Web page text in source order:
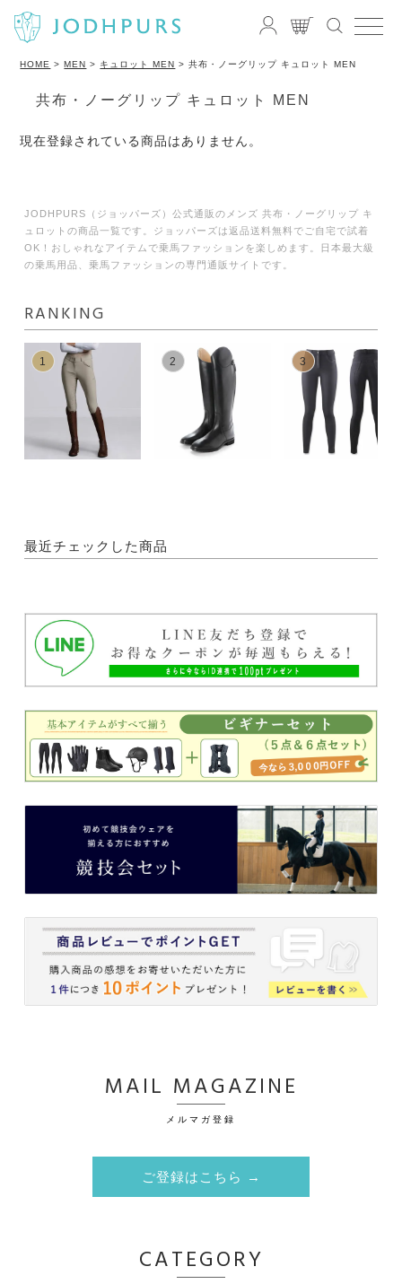
HOME MEN キュロット MEN 共布・ノーグリップ キュロット MEN
共布・ノーグリップ キュロット MEN
現在登録されている商品はありません。
JODHPURS（ジョッパーズ）公式通販のメンズ 共布・ノーグリップ キ
ュロットの商品一覧です。ジョッパーズは返品送料無料でご自宅で試着
OK！おしゃれなアイテムで乗馬ファッションを楽しめます。日本最大級
の乗馬用品、乗馬ファッションの専門通販サイトです。
RANKING
1 2 3
最近チェックした商品
MAIL MAGAZINE
メルマガ登録
ご登録はこちら →
CATEGORY